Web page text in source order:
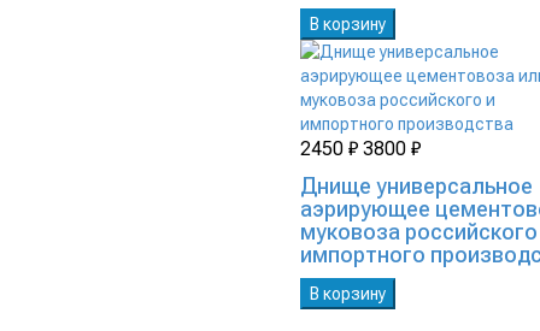
В корзину
2450 ₽ 3800 ₽
Днище универсальное
аэрирующее
муковоза
импортного
В корзину